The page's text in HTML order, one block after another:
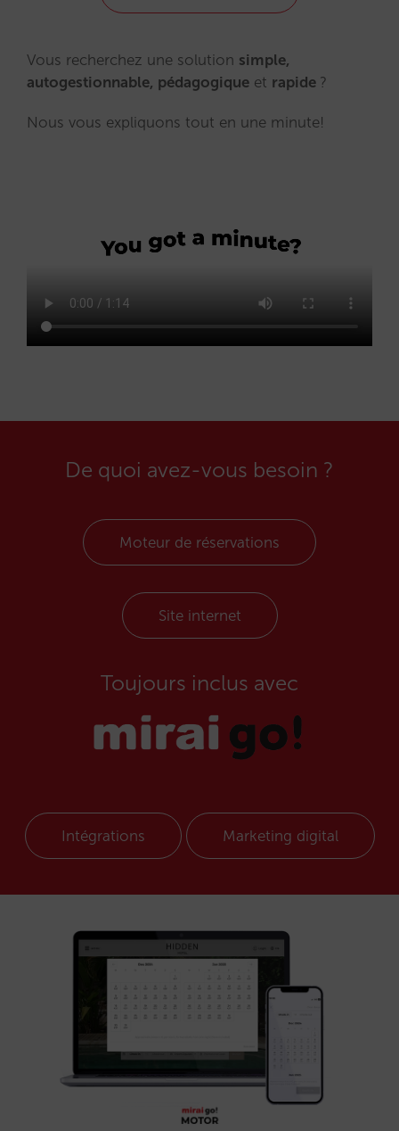
Vous recherchez une solution simple,
autogestionnable, pédagogique et rapide ?
Nous vous expliquons tout en une minute!
De quoi avez-vous besoin ?
Moteur de réservations
Site internet
Toujours inclus avec
Intégrations Marketing digital